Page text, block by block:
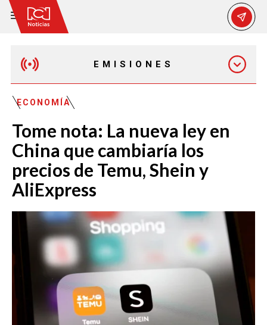
EMISIONES
EMISIÓN 7:00 PM
ECONOMÍA
Tome nota: La nueva ley en
China que cambiaría los
precios de Temu, Shein y
AliExpress